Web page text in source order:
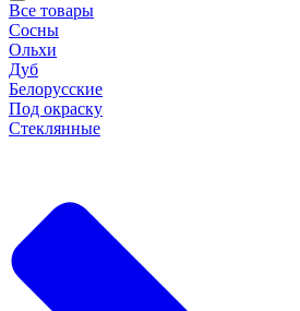
Все товары
Сосны
Ольхи
Дуб
Белорусские
Под окраску
Стеклянные